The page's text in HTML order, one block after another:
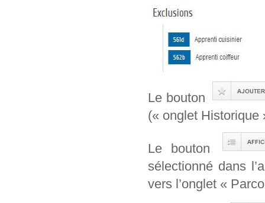
Le bouton
(« onglet Historique
Le bouton
sélectionné dans
vers l’onglet «